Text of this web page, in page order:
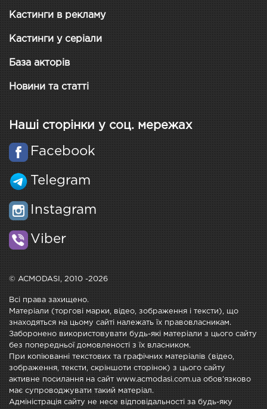
Кастинги в рекламу
Кастинги у серіали
База акторів
Новини та статті
Наші сторінки у соц. мережах
Facebook
Telegram
Instagram
Viber
© ACMODASI, 2010 -2026
Всі права захищено.
Матеріали (торгові марки, відео, зображення і тексти), що
знаходяться на цьому сайті належать їх правовласникам.
Заборонено використовувати будь-які матеріали з цього сайту
без попередньої домовленості з їх власником.
При копіюванні текстових та графічних матеріалів (відео,
зображення, тексти, скріншоти сторінок) з цього сайту
активне посилання на сайт www.acmodasi.com.ua обов'язково
має супроводжувати такий матеріал.
Адміністрація сайту не несе відповідальності за будь-яку